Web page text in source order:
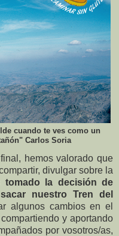
cuando te ves como un
Carlos Soria
hemos valorado que
divulgar sobre la
tomado la decisión de
nuestro Tren del
algunos cambios en el
y aportando
por vosotros/as,